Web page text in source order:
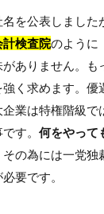
を公表しました
計検査院のように
ありません。も
く求めます。優
企業は特権階級
す。 何をやって
その為には一党独
要です。